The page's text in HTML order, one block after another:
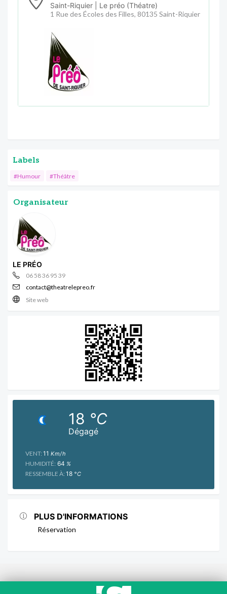
Saint-Riquier | Le préo (Théatre)
1 Rue des Écoles des Filles, 80135 Saint-Riquier
Labels
#Humour #Théâtre
Organisateur
LE PRÉO
06 58 36 95 39
contact@theatrelepreo.fr
Site web
Dégagé
18 °C
VENT: 11 Km/h
HUMIDITÉ: 64 %
RESSEMBLE À: 18 °C
PLUS D'INFORMATIONS
Réservation